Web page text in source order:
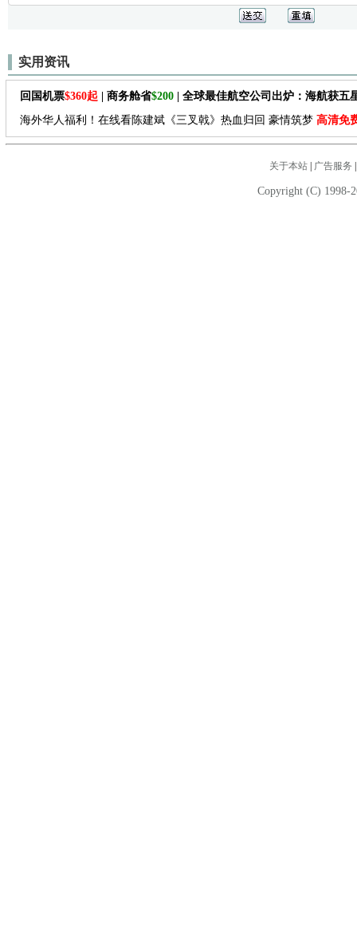
实用资讯
回国机票$360起 | 商务舱省$200 | 全球最佳航空公司出炉：海航获五
海外华人福利！在线看陈建斌《三叉戟》热血归回 豪情筑梦 高清免
关于本站| 广告服务
Copyright (C) 1998-